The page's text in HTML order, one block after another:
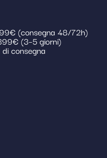
(consegna 48/72h)
(3–5 giorni)
consegna